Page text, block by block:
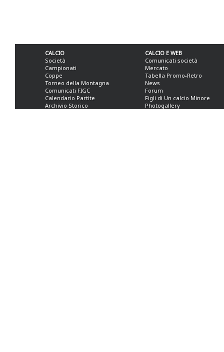
CALCIO
Società
Campionati
Coppe
Torneo della Montagna
Comunicati FIGC
Calendario Partite
Archivio Storico
CALCIO E WEB
Comunicati società
Mercato
Tabella Promo-Retro
News
Forum
Figli di Un calcio Minore
Photogallery